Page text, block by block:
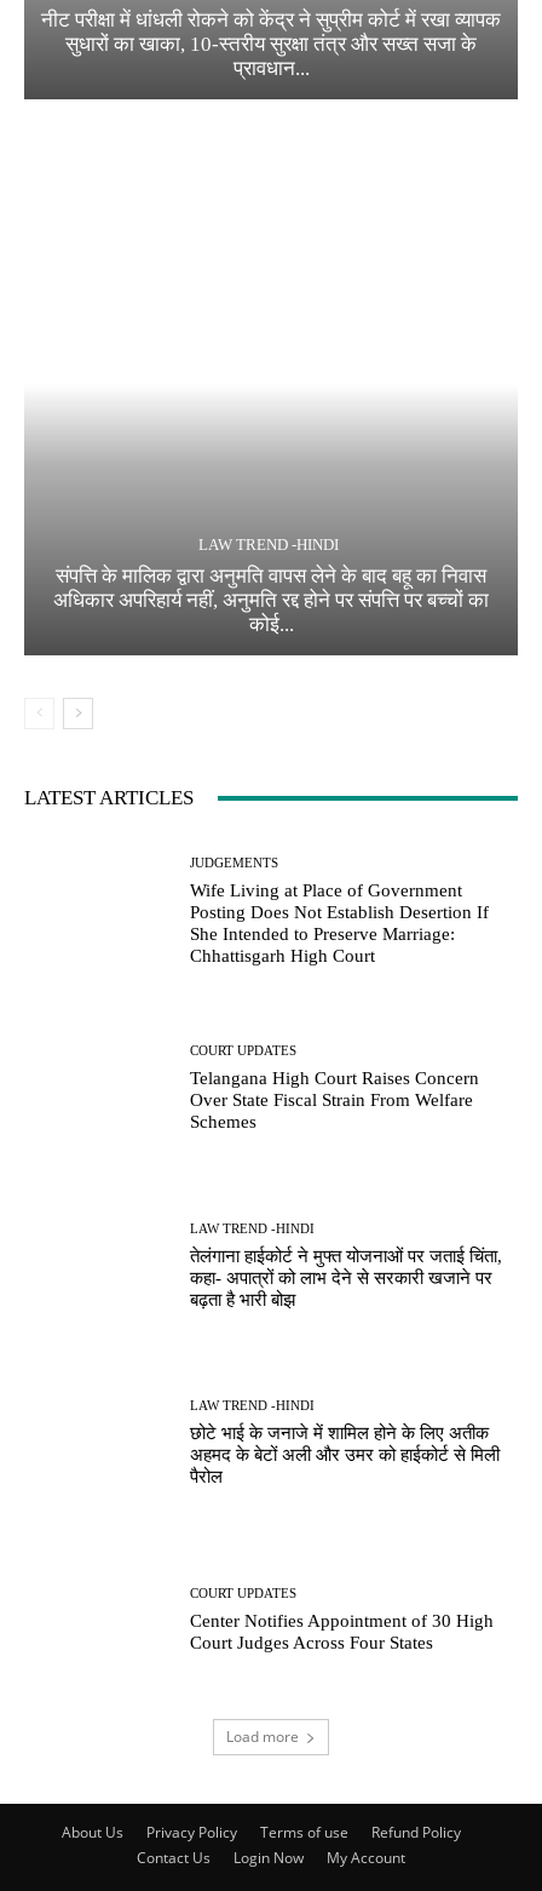
नीट परीक्षा में धांधली रोकने को केंद्र ने सुप्रीम कोर्ट में रखा व्यापक
सुधारों का खाका, 10-स्तरीय सुरक्षा तंत्र और सख्त सजा के
प्रावधान...
LAW TREND -HINDI
संपत्ति के मालिक द्वारा अनुमति वापस लेने के बाद बहू का निवास
अधिकार अपरिहार्य नहीं, अनुमति रद्द होने पर संपत्ति पर बच्चों का
कोई...
LATEST ARTICLES
JUDGEMENTS
Wife Living at Place of Government
Posting Does Not Establish Desertion If
She Intended to Preserve Marriage:
Chhattisgarh High Court
COURT UPDATES
Telangana High Court Raises Concern
Over State Fiscal Strain From Welfare
Schemes
LAW TREND -HINDI
तेलंगाना हाईकोर्ट ने मुफ्त योजनाओं पर जताई चिंता,
कहा- अपात्रों को लाभ देने से सरकारी खजाने पर
बढ़ता है भारी बोझ
LAW TREND -HINDI
छोटे भाई के जनाजे में शामिल होने के लिए अतीक
अहमद के बेटों अली और उमर को हाईकोर्ट से मिली
पैरोल
COURT UPDATES
Center Notifies Appointment of 30 High
Court Judges Across Four States
Load more
About Us Privacy Policy Terms of use
Refund Policy
Contact Us
Login Now My Account